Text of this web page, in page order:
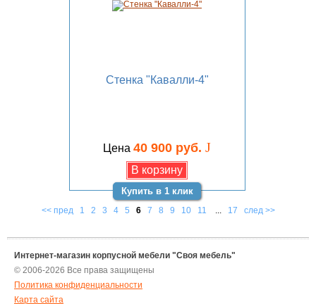
Стенка "Кавалли-4"
Цена 40 900 руб. J
Купить в 1 клик
<< пред 1 2 3 4 5 6 7 8 9 10 11 ... 17 след >>
Интернет-магазин корпусной мебели "Своя мебель"
© 2006-2026 Все права защищены
Политика конфиденциальности
Карта сайта